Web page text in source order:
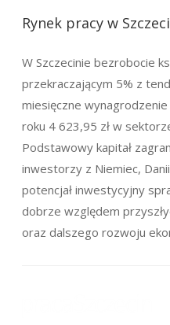
Rynek pracy w
W Szczecinie bezrobocie
przekraczającym 5% z
miesięczne
roku 4 623,95 zł w
Podstawowy kapitał
inwestorzy z Niemiec,
potencjał inwestycyjny
dobrze względem
oraz dalszego rozwoju